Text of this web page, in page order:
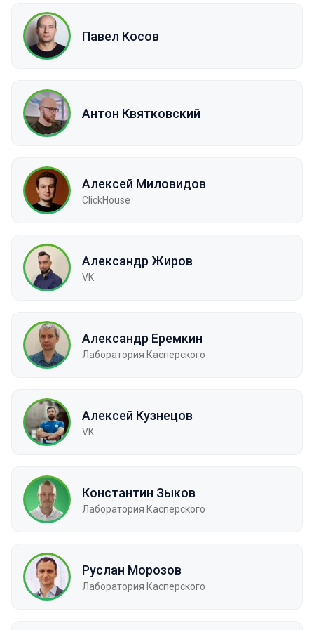
Павел Косов
Антон Квятковский
Алексей Миловидов
ClickHouse
Александр Жиров
VK
Александр Еремкин
Лаборатория Касперского
Алексей Кузнецов
VK
Константин Зыков
Лаборатория Касперского
Руслан Морозов
Лаборатория Касперского